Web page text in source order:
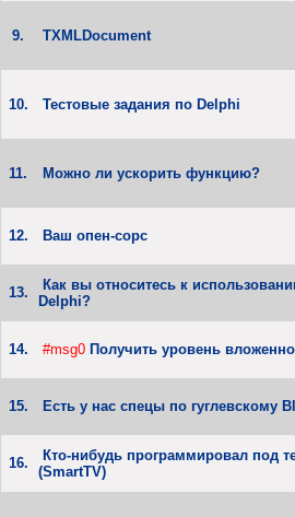
9. TXMLDocument
10. Тестовые задания по Delphi
11. Можно ли ускорить функцию?
12. Ваш опен-сорс
13.
Как вы относитесь к
Delphi?
14. #msg0 Получить уровень
15. Есть у нас спецы по гуглевскому
16.
Кто-нибудь программировал под
(SmartTV)